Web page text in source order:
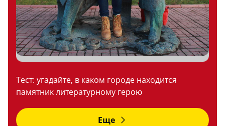
Тест: угадайте, в каком городе находится
памятник литературному герою
Еще